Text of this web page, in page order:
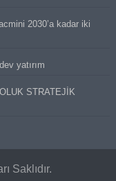
2030’a kadar iki
yatırım
STRATEJİK
Saklıdır.